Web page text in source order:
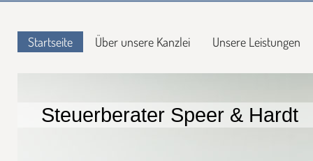
Startseite Über unsere Kanzlei Unsere Leistungen
Steuerberater Speer & Hardt